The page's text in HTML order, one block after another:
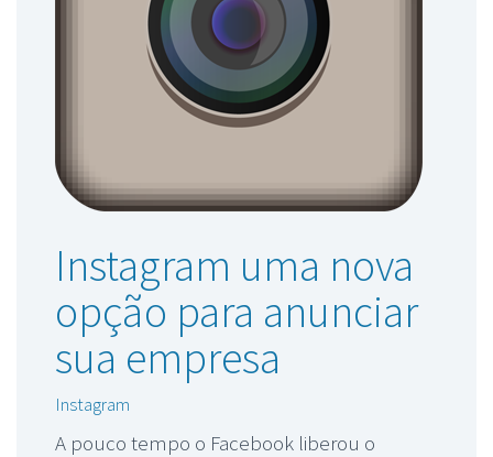
Instagram uma nova
opção para anunciar
sua empresa
Instagram
A pouco tempo o Facebook liberou o